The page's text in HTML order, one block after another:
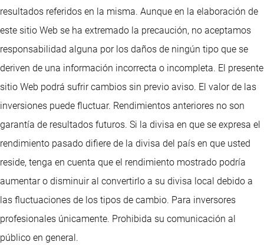
resultados referidos en la misma. Aunque en la elaboración de
este sitio Web se ha extremado la precaución, no aceptamos
responsabilidad alguna por los daños de ningún tipo que se
deriven de una información incorrecta o incompleta. El presente
sitio Web podrá sufrir cambios sin previo aviso. El valor de las
inversiones puede fluctuar. Rendimientos anteriores no son
garantía de resultados futuros. Si la divisa en que se expresa el
rendimiento pasado difiere de la divisa del país en que usted
reside, tenga en cuenta que el rendimiento mostrado podría
aumentar o disminuir al convertirlo a su divisa local debido a
las fluctuaciones de los tipos de cambio. Para inversores
profesionales únicamente. Prohibida su comunicación al
público en general.